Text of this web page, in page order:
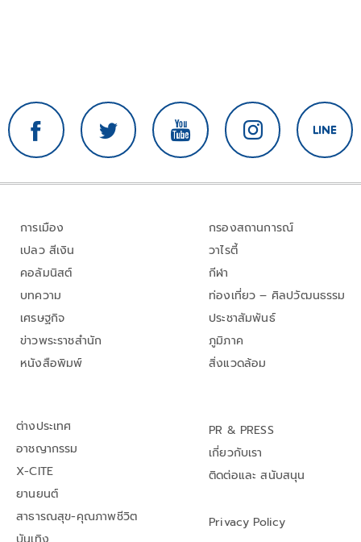
การเมือง
เปลว สีเงิน
คอลัมนิสต์
บทความ
เศรษฐกิจ
ข่าวพระราชสำนัก
หนังสือพิมพ์
กรองสถานการณ์
วาไรตี้
กีฬา
ท่องเที่ยว – ศิลปวัฒนธรรม
ประชาสัมพันธ์
ภูมิภาค
สิ่งแวดล้อม
ต่างประเทศ
อาชญากรรม
X-CITE
ยานยนต์
สาธารณสุข-คุณภาพชีวิต
PR & PRESS
เกี่ยวกับเรา
ติดต่อและ สนับสนุน
Privacy Policy